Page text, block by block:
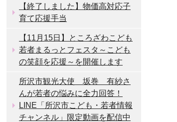
【終了しました】物価高対応子
育て応援手当
【11月15日】ところざわこども
若者まるっとフェスタ～こども
の笑顔を応援～を開催します
所沢市観光大使 坂巻 有紗さ
んが若者の悩みに全力回答！
LINE「所沢市こども・若者情報
チャンネル」限定動画を配信中